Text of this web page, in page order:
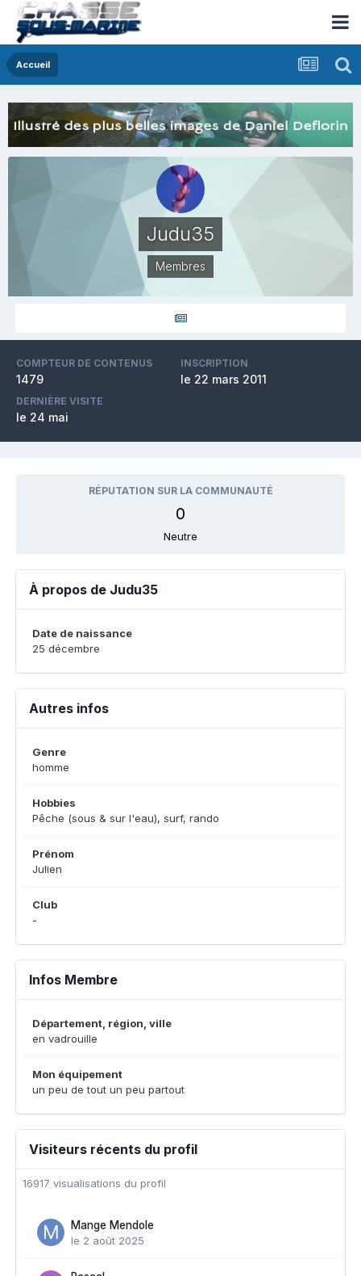
Accueil
Judu35
Membres
COMPTEUR DE CONTENUS
1479
INSCRIPTION
le 22 mars 2011
DERNIÈRE VISITE
le 24 mai
RÉPUTATION SUR LA COMMUNAUTÉ
0
Neutre
À propos de Judu35
Date de naissance
25 décembre
Autres infos
Genre
homme
Hobbies
Pêche (sous & sur l'eau), surf, rando
Prénom
Julien
Club
-
Infos Membre
Département, région, ville
en vadrouille
Mon équipement
un peu de tout un peu partout
Visiteurs récents du profil
16917 visualisations du profil
Mange Mendole
le 2 août 2025